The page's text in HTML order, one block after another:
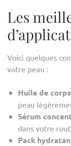
Les
Voici quelques
votre peau :
Huile de
peau
Sérum
dans votre
Pack